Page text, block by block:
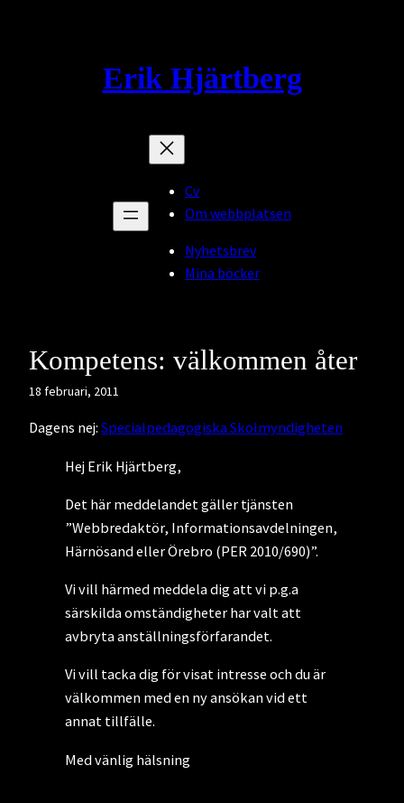
Erik Hjärtberg
Cv
Om webbplatsen
Nyhetsbrev
Mina böcker
Kompetens: välkommen åter
18 februari, 2011
Dagens nej: Specialpedagogiska Skolmyndigheten
Hej Erik Hjärtberg,
Det här meddelandet gäller tjänsten
”Webbredaktör, Informationsavdelningen,
Härnösand eller Örebro (PER 2010/690)”.
Vi vill härmed meddela dig att vi p.g.a
särskilda omständigheter har valt att
avbryta anställningsförfarandet.
Vi vill tacka dig för visat intresse och du är
välkommen med en ny ansökan vid ett
annat tillfälle.
Med vänlig hälsning